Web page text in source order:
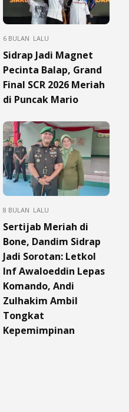
6 BULAN LALU
Sidrap Jadi Magnet
Pecinta Balap, Grand
Final SCR 2026 Meriah
di Puncak Mario
8 BULAN LALU
Sertijab Meriah di
Bone, Dandim Sidrap
Jadi Sorotan: Letkol
Inf Awaloeddin Lepas
Komando, Andi
Zulhakim Ambil
Tongkat
Kepemimpinan